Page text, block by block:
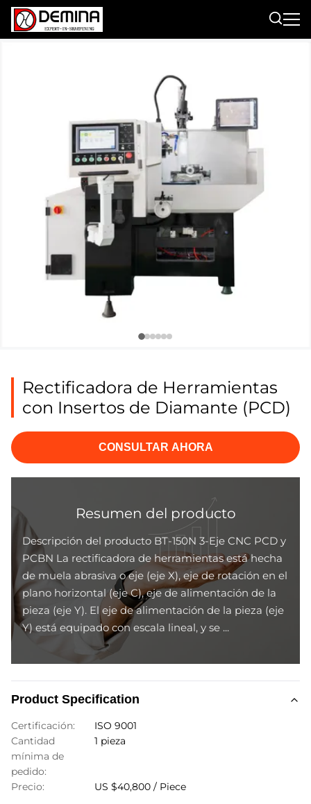
Rectificadora de Herramientas
con Insertos de Diamante (PCD)
CONSULTAR AHORA
Resumen del producto
Descripción del producto BT-150N 3-Eje CNC PCD y
PCBN La rectificadora de herramientas está hecha
de muela abrasiva o eje (eje X), eje de rotación en el
plano horizontal (eje C), eje de alimentación de la
pieza (eje Y). El eje de alimentación de la pieza (eje
Y) está equipado con escala lineal, y se ...
Product Specification
Certificación:
ISO 9001
Cantidad
mínima de
pedido:
1 pieza
Precio: US $40,800 / Piece